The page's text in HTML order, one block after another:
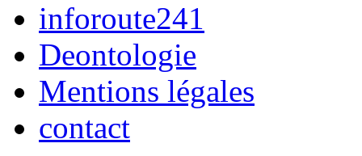
inforoute241
Deontologie
Mentions légales
contact